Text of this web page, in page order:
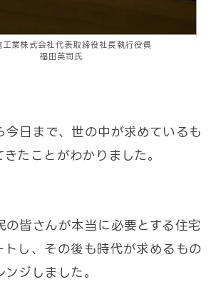
工業株式会社代表取締役社長執行役員
福田英司氏
今日まで、世の中が求めているも
たことがわかりました。
の皆さんが本当に必要とする住宅
トし、その後も時代が求めるもの
ジしました。